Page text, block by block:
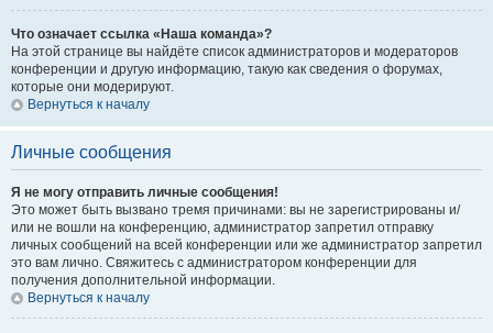
Что означает ссылка «Наша команда»?
На этой странице вы найдёте список администраторов и модераторов
конференции и другую информацию, такую как сведения о форумах,
которые они модерируют.
Вернуться к началу
Личные сообщения
Я не могу отправить личные сообщения!
Это может быть вызвано тремя причинами: вы не зарегистрированы и/
или не вошли на конференцию, администратор запретил отправку
личных сообщений на всей конференции или же администратор запретил
это вам лично. Свяжитесь с администратором конференции для
получения дополнительной информации.
Вернуться к началу